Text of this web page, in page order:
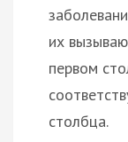
их
первом
столбца.